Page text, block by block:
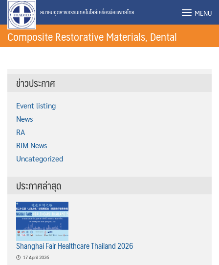
Skip
content
สมาคมอุตสาหกรรมเทคโนโลยีเครื่องมือแพทย์ไทย MENU
Composite Restorative Materials, Dental
ข่าวประกาศ
Event listing
News
RA
RIM News
Uncategorized
ประกาศล่าสุด
Shanghai Fair Healthcare Thailand 2026
17 April 2026